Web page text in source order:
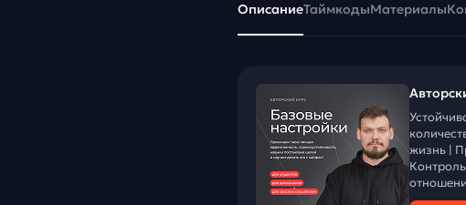
ОписаниеТаймкодыМатериалы
жизнь |